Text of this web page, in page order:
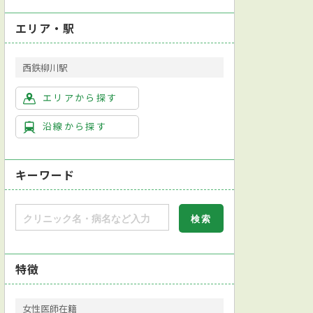
エリア・駅
西鉄柳川駅
エリアから探す
沿線から探す
キーワード
特徴
女性医師在籍